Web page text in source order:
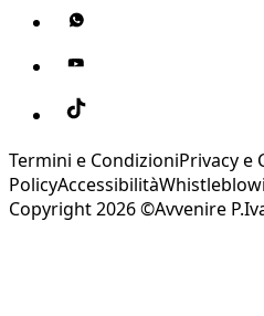
Termini e CondizioniPrivacy e
PolicyAccessibilità
Copyright 2026 ©Avvenire